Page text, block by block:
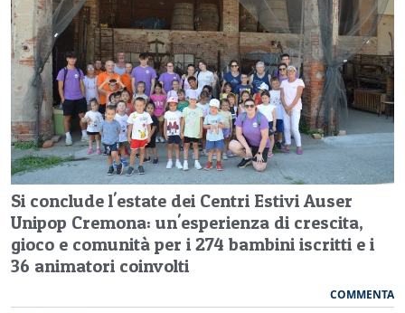
Si conclude l'estate dei Centri Estivi Auser
Unipop Cremona: un'esperienza di crescita,
gioco e comunità per i 274 bambini iscritti e i
36 animatori coinvolti
COMMENTA